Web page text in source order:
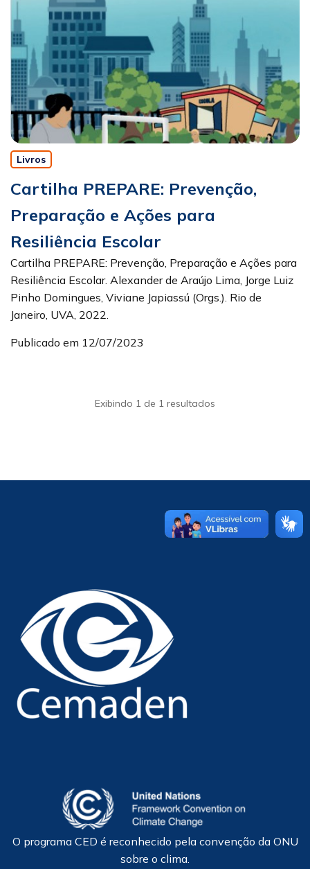
Livros
Cartilha PREPARE: Prevenção,
Preparação e Ações para
Resiliência Escolar
Cartilha PREPARE: Prevenção, Preparação e Ações para
Resiliência Escolar. Alexander de Araújo Lima, Jorge Luiz
Pinho Domingues, Viviane Japiassú (Orgs.). Rio de
Janeiro, UVA, 2022.
Publicado em 12/07/2023
Exibindo 1 de 1 resultados
O programa CED é reconhecido pela convenção da ONU
sobre o clima.